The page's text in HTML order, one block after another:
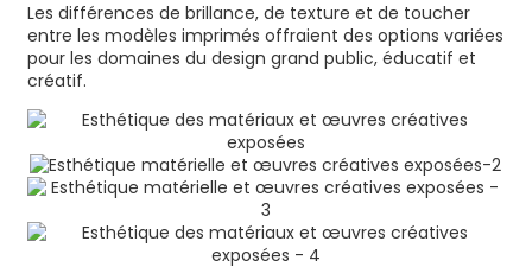
Les différences de brillance, de texture et de toucher
entre les modèles imprimés offraient des options variées
pour les domaines du design grand public, éducatif et
créatif.